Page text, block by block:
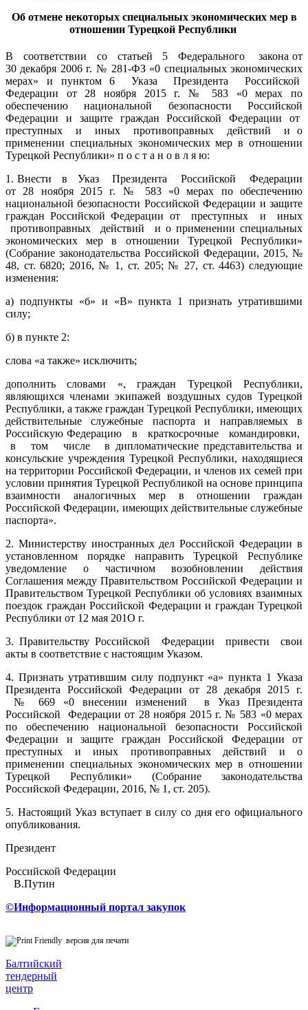
Об отмене некоторых специальных экономических мер в
отношении Турецкой Республики
В соответствии со статьей 5 Федерального закона от
30 декабря 2006 г. № 281-ФЗ «0 специальных экономических
мерах» и пунктом 6 Указа Президента Российской
Федерации от 28 ноября 2015 г. № 583 «0 мерах по
обеспечению национальной безопасности Российской
Федерации и защите граждан Российской Федерации от
преступных и иных противоправных действий и о
применении специальных экономических мер в отношении
Турецкой Республики» п о с т а н о в л я ю:
1. Внести в Указ Президента Российской Федерации
от 28 ноября 2015 г. № 583 «0 мерах по обеспечению
национальной безопасности Российской Федерации и защите
граждан Российской Федерации от преступных и иных
противоправных действий и о применении специальных
экономических мер в отношении Турецкой Республики»
(Собрание законодательства Российской Федерации, 2015, №
48, ст. 6820; 2016, № 1, ст. 205; № 27, ст. 4463) следующие
изменения:
а) подпункты «б» и «В» пункта 1 признать утратившими
силу;
б) в пункте 2:
слова «а также» исключить;
дополнить словами «, граждан Турецкой Республики,
являющихся членами экипажей воздушных судов Турецкой
Республики, а также граждан Турецкой Республики, имеющих
действительные служебные паспорта и направляемых в
Российскую Федерацию в краткосрочные командировки,
в том числе в дипломатические представительства и
консульские учреждения Турецкой Республики, находящиеся
на территории Российской Федерации, и членов их семей при
условии принятия Турецкой Республикой на основе принципа
взаимности аналогичных мер в отношении граждан
Российской Федерации, имеющих действительные служебные
паспорта».
2. Министерству иностранных дел Российской Федерации в
установленном порядке направить Турецкой Республике
уведомление о частичном возобновлении действия
Соглашения между Правительством Российской Федерации и
Правительством Турецкой Республики об условиях взаимных
поездок граждан Российской Федерации и граждан Турецкой
Республики от 12 мая 201О г.
3. Правительству Российской Федерации привести свои
акты в соответствие с настоящим Указом.
4. Признать утратившим силу подпункт «а» пункта 1 Указа
Президента Российской Федерации от 28 декабря 2015 г.
№ 669 «0 внесении изменений в Указ Президента
Российской Федерации от 28 ноября 2015 г. № 583 «0 мерах
по обеспечению национальной безопасности Российской
Федерации и защите граждан Российской Федерации от
преступных и иных противоправных действий и о
применении специальных экономических мер в отношении
Турецкой Республики» (Собрание законодательства
Российской Федерации, 2016, № 1, ст. 205).
5. Настоящий Указ вступает в силу со дня его официального
опубликования.
Президент
Российской Федерации
В.Путин
©Информационный портал закупок
версия для печати
Балтийский
тендерный
центр